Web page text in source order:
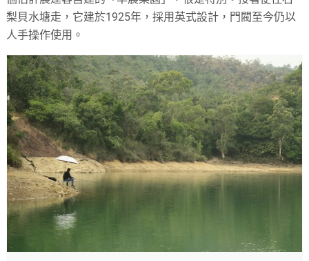
梨貝水塘走，它建於1925年，採用英式設計，門閥至今仍以
人手操作使用。